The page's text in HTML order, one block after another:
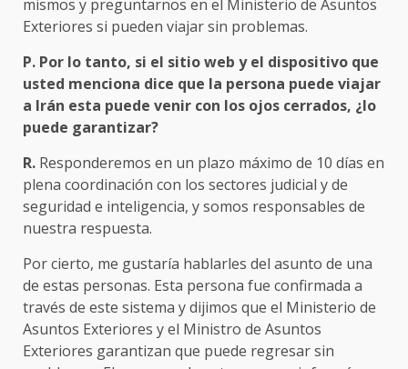
mismos y preguntarnos en el Ministerio de Asuntos
Exteriores si pueden viajar sin problemas.
P. Por lo tanto, si el sitio web y el dispositivo que
usted menciona dice que la persona puede viajar
a Irán esta puede venir con los ojos cerrados, ¿lo
puede garantizar?
R. Responderemos en un plazo máximo de 10 días en
plena coordinación con los sectores judicial y de
seguridad e inteligencia, y somos responsables de
nuestra respuesta.
Por cierto, me gustaría hablarles del asunto de una
de estas personas. Esta persona fue confirmada a
través de este sistema y dijimos que el Ministerio de
Asuntos Exteriores y el Ministro de Asuntos
Exteriores garantizan que puede regresar sin